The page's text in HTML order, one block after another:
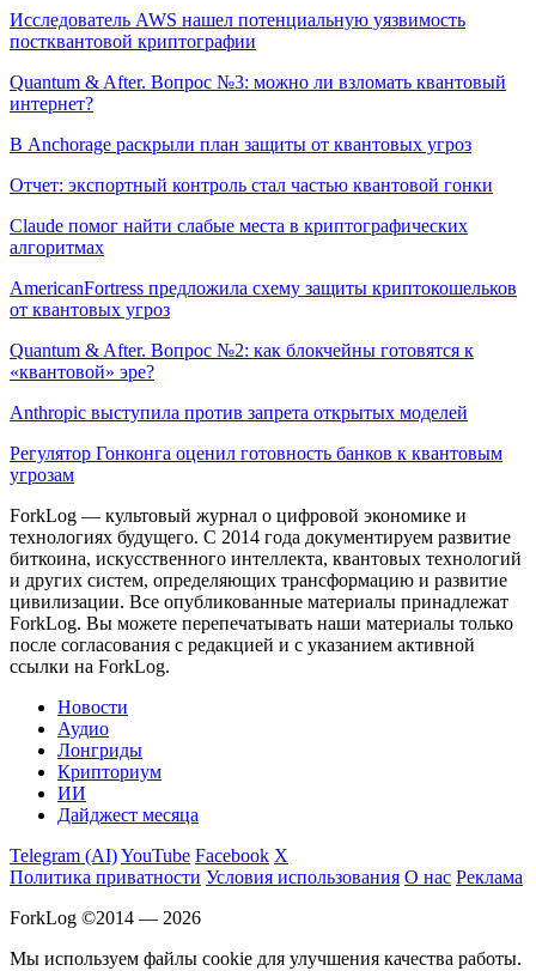
Исследователь AWS нашел потенциальную уязвимость
постквантовой криптографии
Quantum & After. Вопрос №3: можно ли взломать квантовый
интернет?
В Anchorage раскрыли план защиты от квантовых угроз
Отчет: экспортный контроль стал частью квантовой гонки
Claude помог найти слабые места в криптографических
алгоритмах
AmericanFortress предложила схему защиты криптокошельков
от квантовых угроз
Quantum & After. Вопрос №2: как блокчейны готовятся к
«квантовой» эре?
Anthropic выступила против запрета открытых моделей
Регулятор Гонконга оценил готовность банков к квантовым
угрозам
ForkLog — культовый журнал о цифровой экономике и
технологиях будущего. С 2014 года документируем развитие
биткоина, искусственного интеллекта, квантовых технологий
и других систем, определяющих трансформацию и развитие
цивилизации. Все опубликованные материалы принадлежат
ForkLog. Вы можете перепечатывать наши материалы только
после согласования с редакцией и с указанием активной
ссылки на ForkLog.
Новости
Аудио
Лонгриды
Крипториум
ИИ
Дайджест месяца
Telegram (AI)YouTube Facebook X
Политика приватности Условия использования О нас Реклама
ForkLog ©2014 — 2026
Мы используем файлы cookie для улучшения качества работы.